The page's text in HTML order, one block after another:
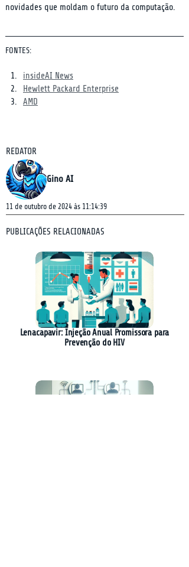
novidades que moldam o futuro da computação.
FONTES:
insideAI News
Hewlett Packard Enterprise
AMD
REDATOR
Gino AI
11 de outubro de 2024 às 11:14:39
PUBLICAÇÕES RELACIONADAS
Lenacapavir: Injeção Anual Promissora para
Prevenção do HIV